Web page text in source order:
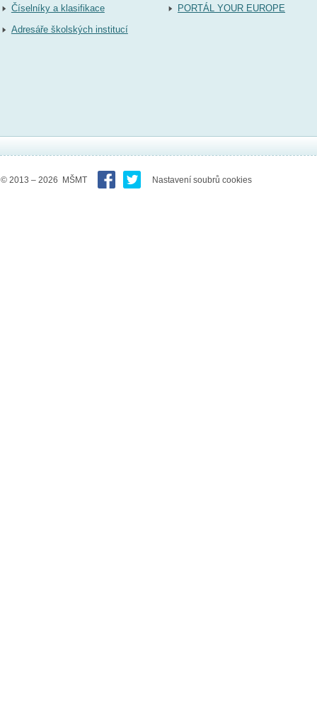
Číselníky a klasifikace
Adresáře školských institucí
PORTÁL YOUR EUROPE
© 2013 – 2026 MŠMT Nastavení soubrů cookies